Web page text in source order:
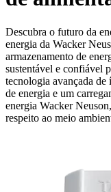
Descubra o futuro da
energia da Wacker
armazenamento de
sustentável e confiável
tecnologia avançada
de energia e um
energia Wacker
respeito ao meio